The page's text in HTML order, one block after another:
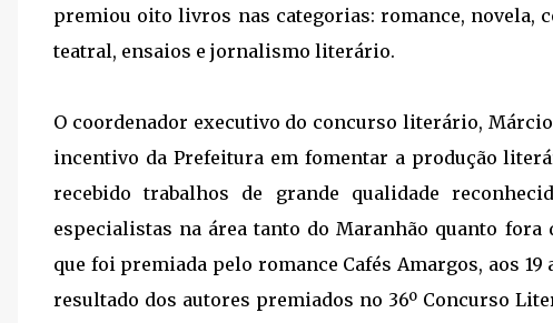
premiou oito livros nas categorias: romance, novela,
teatral, ensaios e jornalismo literário.
O coordenador executivo do concurso literário,
incentivo da Prefeitura em fomentar a produção
recebido trabalhos de grande qualidade
especialistas na área tanto do Maranhão quanto fora
que foi premiada pelo romance Cafés Amargos, aos
resultado dos autores premiados no 36º Concurso